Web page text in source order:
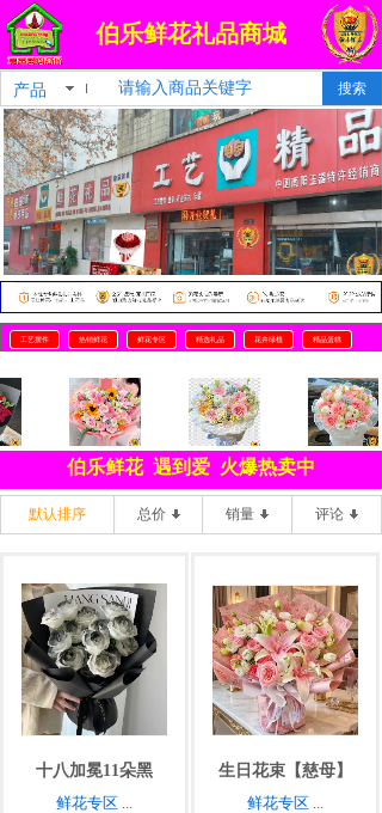
FLOWER
S
为爱一生
产品 搜索
工艺摆件 热销鲜花 鲜花专区 精选礼品 花卉绿植 精品蛋糕
伯乐鲜花 遇到爱 火爆热卖中
默认排序 总价 销量 评论
十八加冕11朵黑
鲜花专区 ...
生日花束【慈母】
鲜花专区 ...
伯乐鲜花礼品商城